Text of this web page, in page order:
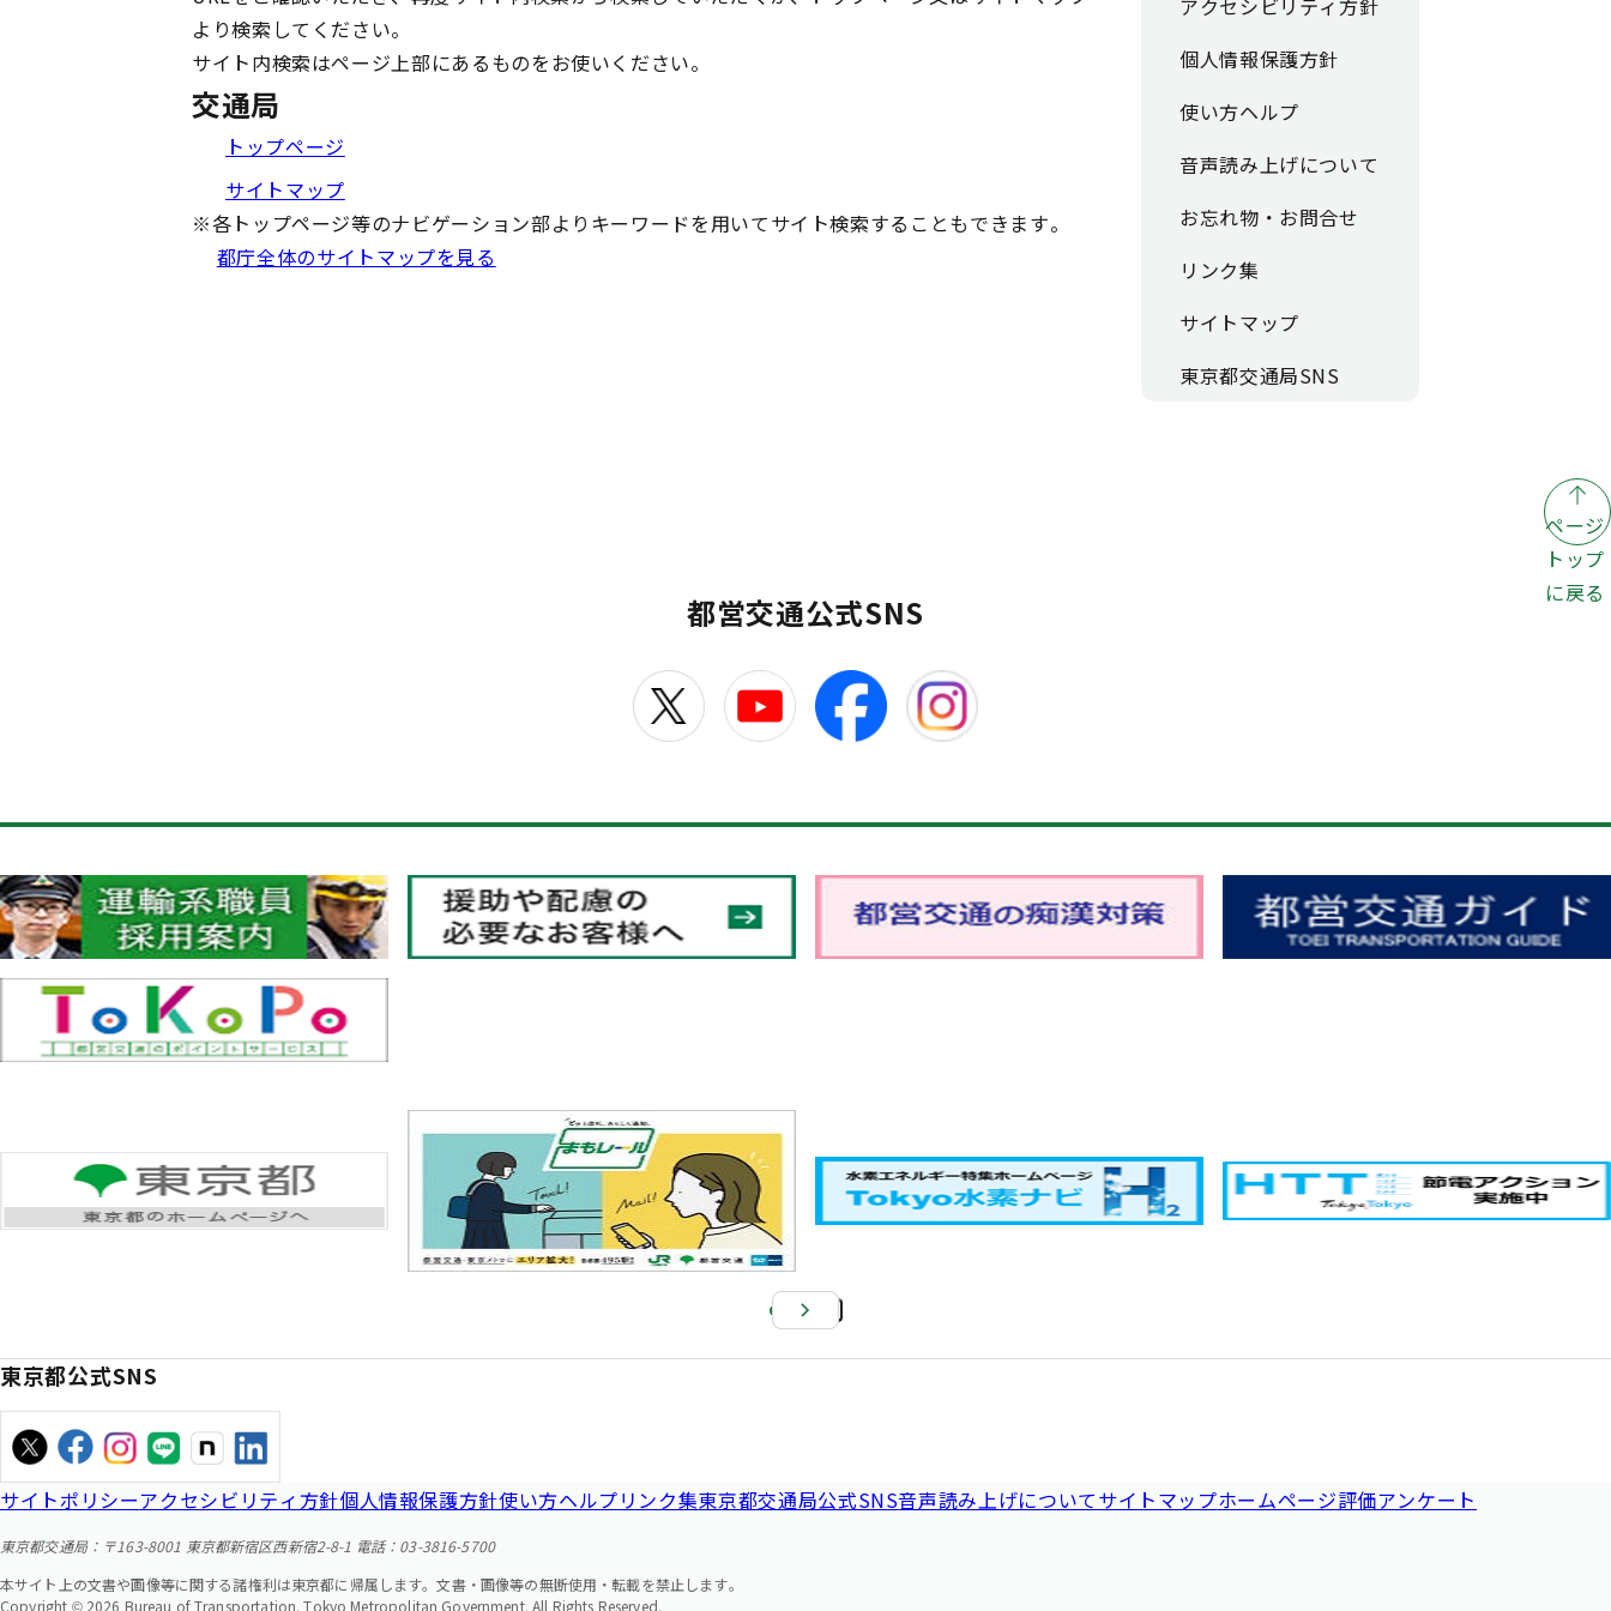
より検索してください。
サイト内検索はページ上部にあるものをお使いください。
交通局
トップページ
サイトマップ
※各トップページ等のナビゲーション部よりキーワードを用いてサイト検索することもできます。
都庁全体のサイトマップを見る
アクセシビリティ方針
個人情報保護方針
使い方ヘルプ
音声読み上げについて
お忘れ物・お問合せ
リンク集
サイトマップ
東京都交通局SNS
ページ
トップ
に戻る
都営交通公式SNS
Pa
東京都公式SNS
サイトポリシーアクセシビリティ方針個人情報保護方針使い方ヘルプリンク集東京都交通局公式SNS音声読み上げについてサイトマップホームページ評価アンケート
東京都交通局：〒163-8001 東京都新宿区西新宿2-8-1 電話：03-3816-5700
本サイト上の文書や画像等に関する諸権利は東京都に帰属します。文書・画像等の無断使用・転載を禁止します。
Copyright © 2026 Bureau of Transportation. Tokyo Metropolitan Government. All Rights Reserved.